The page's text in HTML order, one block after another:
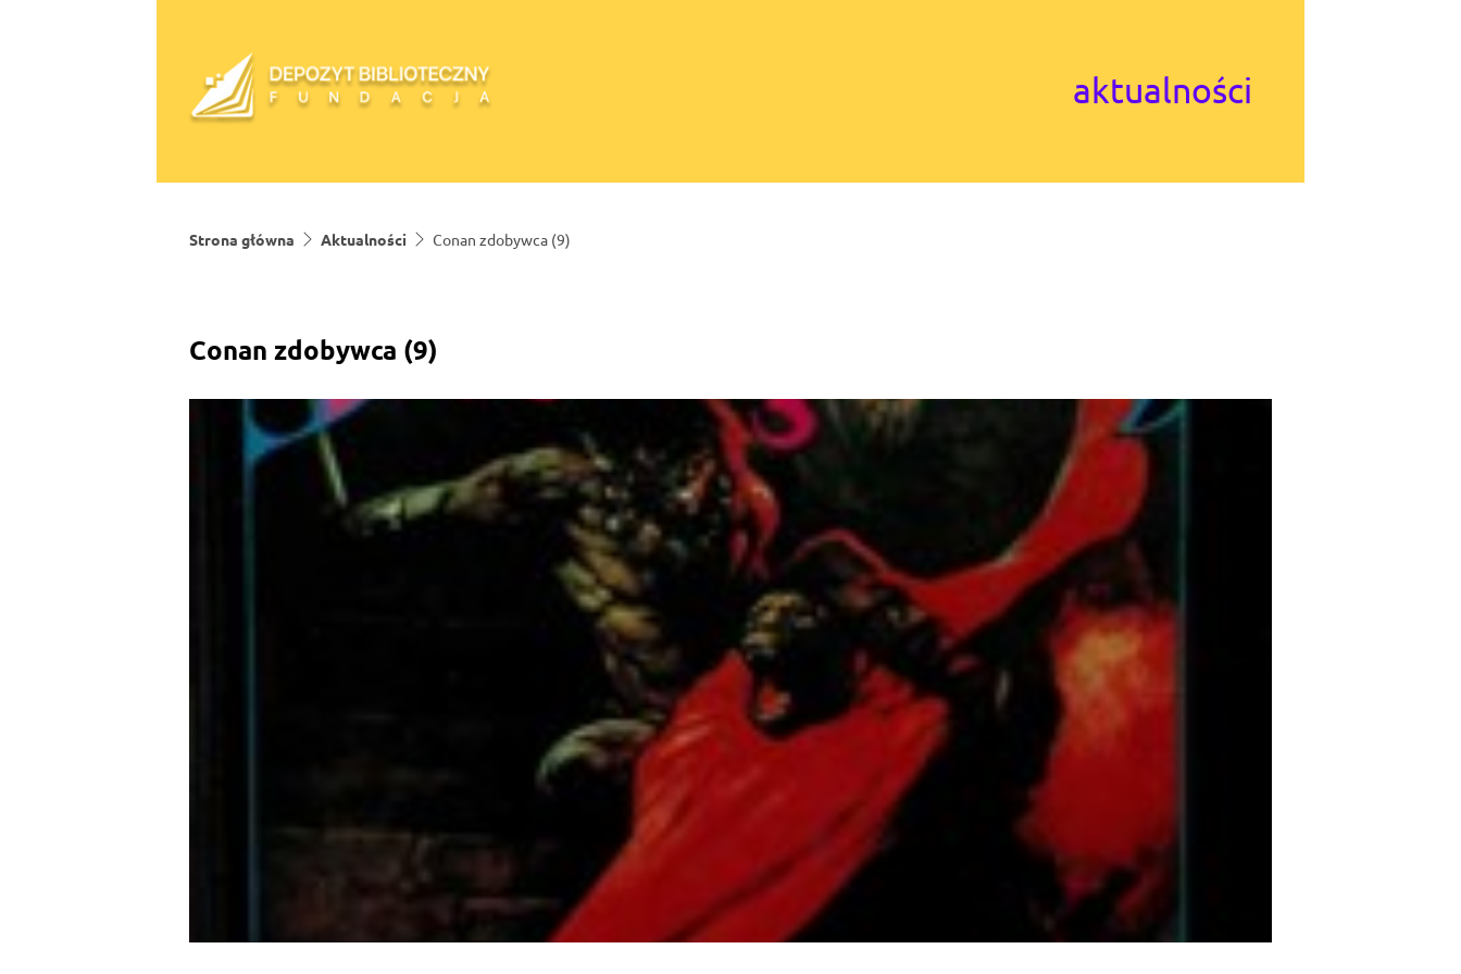
aktualności
Strona główna Aktualności Conan zdobywca (9)
Conan zdobywca (9)